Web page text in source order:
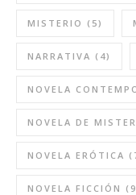
MISTERIO (5)
NARRATIVA (4)
NOVELA
NOVELA DE
NOVELA ERÓTICA
NOVELA FICCIÓN